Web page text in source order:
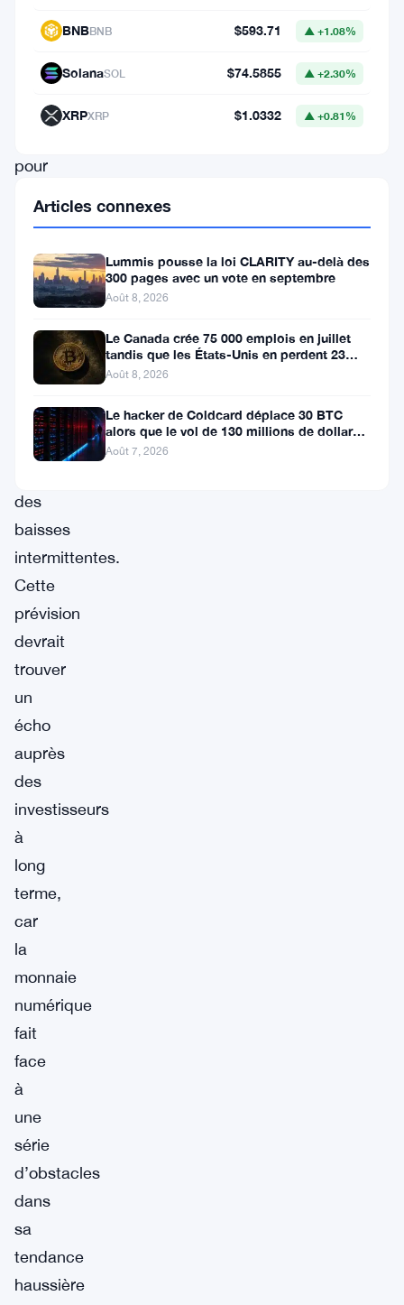
des
Bitcoin
pour
qu’il
pourrait
terminer
l’année
000
des
baisses
intermittentes.
Cette
prévision
devrait
trouver
un
écho
auprès
des
investisseurs
à
long
terme,
car
la
monnaie
numérique
fait
face
à
une
série
d’obstacles
dans
sa
tendance
haussière
BNBBNB $593.71 ▲ +1.08%
SolanaSOL $74.5855 ▲ +2.30%
XRPXRP $1.0332 ▲ +0.81%
Articles connexes
Lummis pousse la loi CLARITY au-delà des
300 pages avec un vote en septembre
Août 8, 2026
Le Canada crée 75 000 emplois en juillet
tandis que les États-Unis en perdent 23
000, Bitcoin reste à 65K
Août 8, 2026
Le hacker de Coldcard déplace 30 BTC
alors que le vol de 130 millions de dollars
entre dans une nouvelle phase
Août 7, 2026